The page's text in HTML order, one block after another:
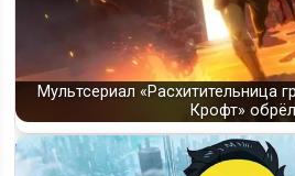
Мультсериал «Расхитительница
Крофт»